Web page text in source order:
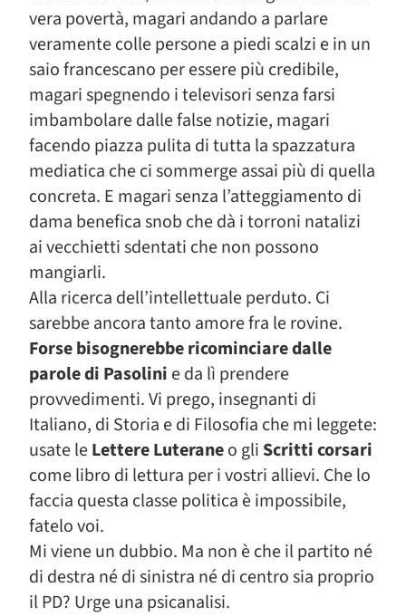
vera povertà, magari andando a parlare
veramente colle persone a piedi scalzi e in un
saio francescano per essere più credibile,
magari spegnendo i televisori senza farsi
imbambolare dalle false notizie, magari
facendo piazza pulita di tutta la spazzatura
mediatica che ci sommerge assai più di quella
concreta. E magari senza l’atteggiamento di
dama benefica snob che dà i torroni natalizi
ai vecchietti sdentati che non possono
mangiarli.
Alla ricerca dell’intellettuale perduto. Ci
sarebbe ancora tanto amore fra le rovine.
Forse bisognerebbe ricominciare dalle
parole di Pasolini e da lì prendere
provvedimenti. Vi prego, insegnanti di
Italiano, di Storia e di Filosofia che mi leggete:
usate leLettere Luteraneo gli Scritti corsari
come libro di lettura per i vostri allievi. Che lo
faccia questa classe politica è impossibile,
fatelo voi.
Mi viene un dubbio. Ma non è che il partito né
di destra né di sinistra né di centro sia proprio
il PD? Urge una psicanalisi.